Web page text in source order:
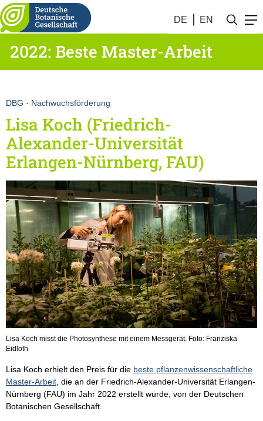
DE EN
2022: Beste Master-Arbeit
DBG · Nachwuchsförderung
Lisa Koch (Friedrich-
Alexander-Universität
Erlangen-Nürnberg, FAU)
Lisa Koch misst die Photosynthese mit einem Messgerät. Foto: Franziska
Eidloth
Lisa Koch erhielt den Preis für die beste pflanzenwissenschaftliche
Master-Arbeit, die an der Friedrich-Alexander-Universität Erlangen-
Nürnberg (FAU) im Jahr 2022 erstellt wurde, von der Deutschen
Botanischen Gesellschaft.